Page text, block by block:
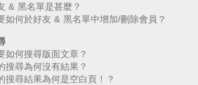
& 黑名單是甚麼？
如何於好友 & 黑名單中增加/刪除會員？
如何搜尋版面文章？
搜尋為何沒有結果？
搜尋結果為何是空白頁！？